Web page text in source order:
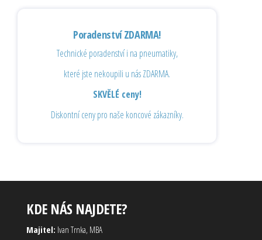
Poradenství ZDARMA!
Technické poradenství i na pneumatiky,
které jste nekoupili u nás ZDARMA.
SKVĚLÉ ceny!
Diskontní ceny pro naše koncové zákazníky.
KDE NÁS NAJDETE?
Majitel: Ivan Trnka, MBA